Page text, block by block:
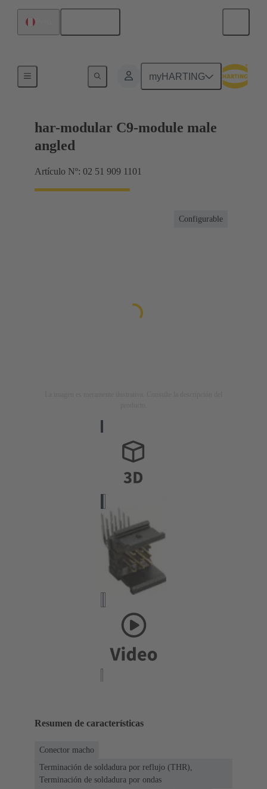
myHARTING
Terminación de placa madre a tarjeta hija
har-modular C9-module male
angled
Artículo Nº: 02 51 909 1101
Configurable
Resumen de características
Conector macho
Terminación de soldadura por reflujo (THR),
Terminación de soldadura por ondas